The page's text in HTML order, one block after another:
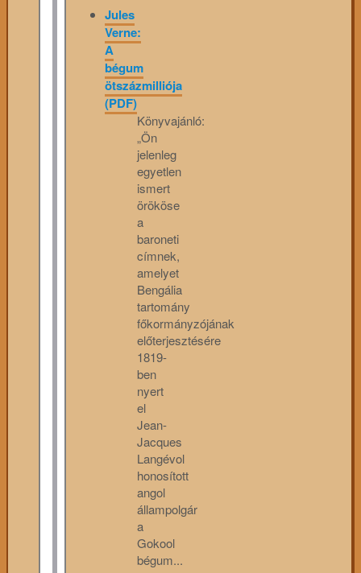
Jules
Verne:
A
bégum
ötszázmilliója
(PDF)
Könyvajánló:
„Ön
jelenleg
egyetlen
ismert
örököse
a
baroneti
címnek,
amelyet
Bengália
tartomány
főkormányzójának
előterjesztésére
1819-
ben
nyert
el
Jean-
Jacques
Langévol
honosított
angol
állampolgár
a
Gokool
bégum...